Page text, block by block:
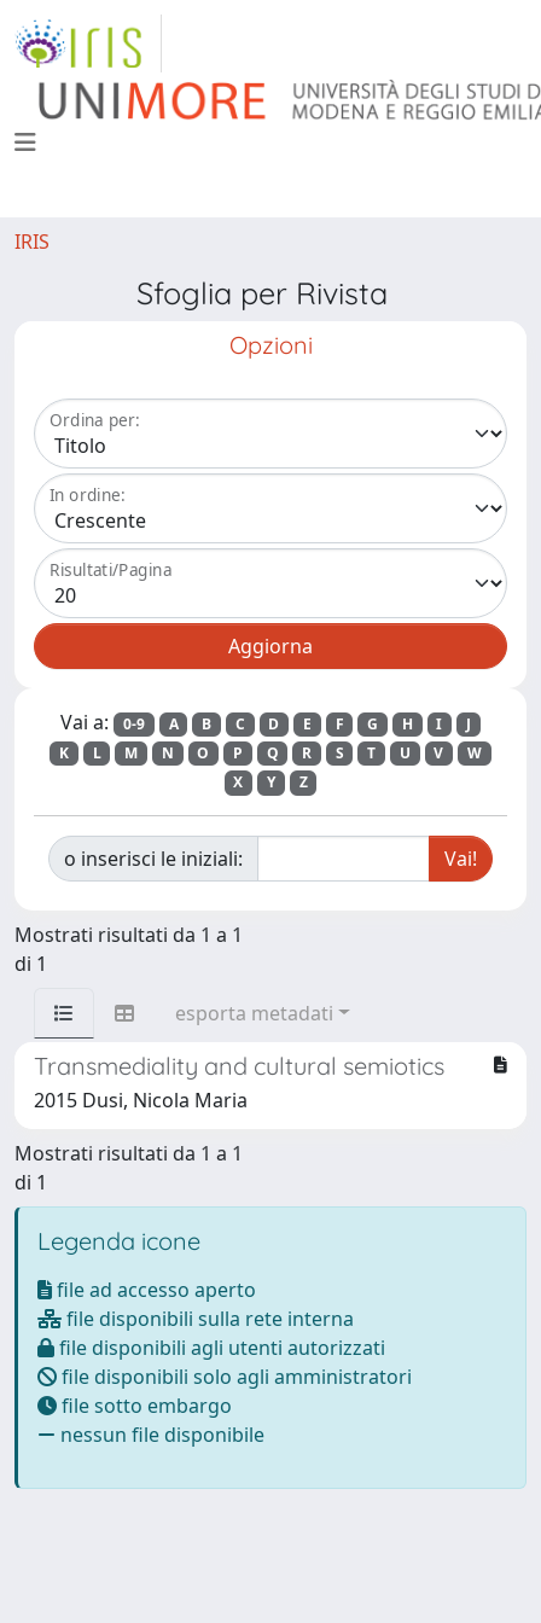
IRIS
Sfoglia per Rivista
Opzioni
Ordina per:
In ordine:
Risultati/Pagina
Vai a: 0-9 A B C D E F G H I
J
K
L M N O P Q R S T U V
W
X
Y Z
o inserisci le iniziali:
Mostrati risultati da 1 a 1
di 1
esporta metadati
Transmediality and cultural semiotics
2015 Dusi, Nicola Maria
Mostrati risultati da 1 a 1
di 1
Legenda icone
file ad accesso aperto
file disponibili sulla rete interna
file disponibili agli utenti autorizzati
file disponibili solo agli amministratori
file sotto embargo
nessun file disponibile